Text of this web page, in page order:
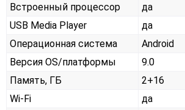
Встроенный процессор
да
USB Media Player
да
Операционная система
Android
Версия OS/платформы
9.0
Память, ГБ
2+16
Wi-Fi
да